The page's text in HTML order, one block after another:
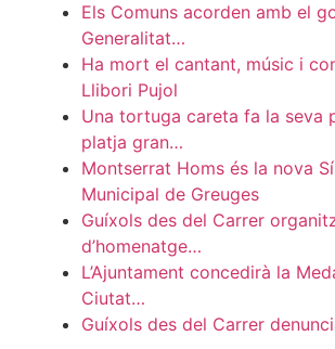
Els Comuns acorden amb el
Generalitat…
Ha mort el cantant, músic i
Llibori Pujol
Una tortuga careta fa la seva
platja gran…
Montserrat Homs és la nova
Municipal de Greuges
Guíxols des del Carrer
d’homenatge…
L’Ajuntament concedirà la
Ciutat…
Guíxols des del Carrer